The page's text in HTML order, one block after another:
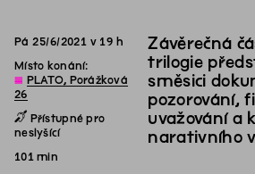
Pá 25/6/2021 v 19 h
Místo konání:
◊ PLATO, Porážková
26
∫ Přístupné pro
neslyšící
101 min
Závěrečná
trilogie
směsici
pozorování,
uvažování a
narativního